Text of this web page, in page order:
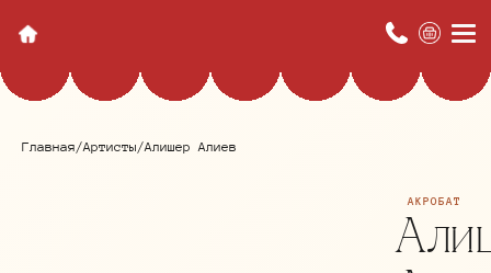
Главная/Артисты/Алишер Алиев
АКРОБАТ